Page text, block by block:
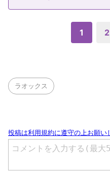
1 2
ラオックス